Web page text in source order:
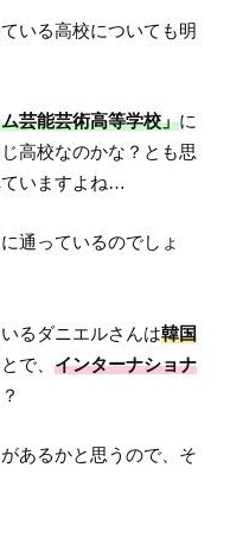
いる高校についても明
芸能芸術高等学校」に
高校なのかな？とも思
ていますよね…
通っているのでしょ
るダニエルさんは韓国
で、インターナショナ
あるかと思うので、そ